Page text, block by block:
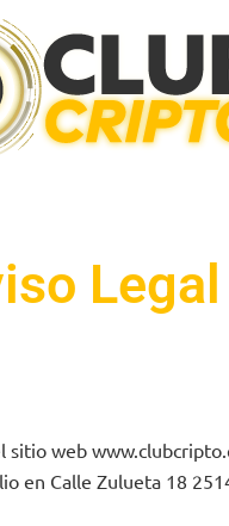
Legal
web
en Calle Zulueta 18